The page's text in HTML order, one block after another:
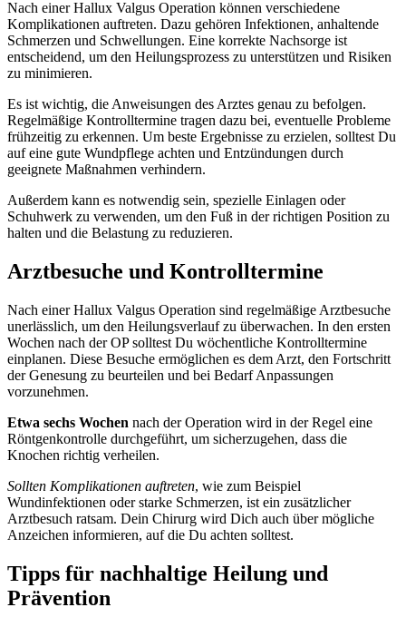
Nach einer Hallux Valgus Operation können verschiedene
Komplikationen auftreten. Dazu gehören Infektionen, anhaltende
Schmerzen und Schwellungen. Eine korrekte Nachsorge ist
entscheidend, um den Heilungsprozess zu unterstützen und Risiken
zu minimieren.
Es ist wichtig, die Anweisungen des Arztes genau zu befolgen.
Regelmäßige Kontrolltermine tragen dazu bei, eventuelle Probleme
frühzeitig zu erkennen. Um beste Ergebnisse zu erzielen, solltest Du
auf eine gute Wundpflege achten und Entzündungen durch
geeignete Maßnahmen verhindern.
Außerdem kann es notwendig sein, spezielle Einlagen oder
Schuhwerk zu verwenden, um den Fuß in der richtigen Position zu
halten und die Belastung zu reduzieren.
Arztbesuche und Kontrolltermine
Nach einer Hallux Valgus Operation sind regelmäßige Arztbesuche
unerlässlich, um den Heilungsverlauf zu überwachen. In den ersten
Wochen nach der OP solltest Du wöchentliche Kontrolltermine
einplanen. Diese Besuche ermöglichen es dem Arzt, den Fortschritt
der Genesung zu beurteilen und bei Bedarf Anpassungen
vorzunehmen.
Etwa sechs Wochen nach der Operation wird in der Regel eine
Röntgenkontrolle durchgeführt, um sicherzugehen, dass die
Knochen richtig verheilen.
Sollten Komplikationen auftreten, wie zum Beispiel
Wundinfektionen oder starke Schmerzen, ist ein zusätzlicher
Arztbesuch ratsam. Dein Chirurg wird Dich auch über mögliche
Anzeichen informieren, auf die Du achten solltest.
Tipps für nachhaltige Heilung und
Prävention